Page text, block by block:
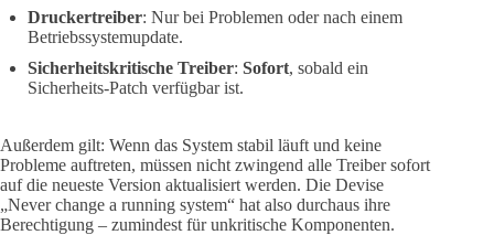
Druckertreiber: Nur bei Problemen oder nach einem
Betriebssystemupdate.
Sicherheitskritische Treiber: Sofort, sobald ein
Sicherheits-Patch verfügbar ist.
Außerdem gilt: Wenn das System stabil läuft und keine
Probleme auftreten, müssen nicht zwingend alle Treiber sofort
auf die neueste Version aktualisiert werden. Die Devise
„Never change a running system“ hat also durchaus ihre
Berechtigung – zumindest für unkritische Komponenten.